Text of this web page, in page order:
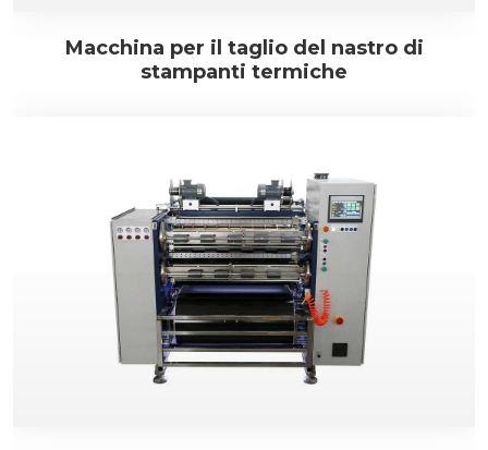
Macchina per il taglio del nastro di
stampanti termiche